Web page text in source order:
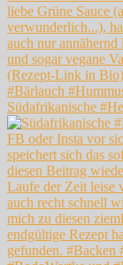
Südafrikanische